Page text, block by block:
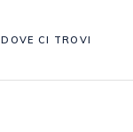
DOVE CI TROVI